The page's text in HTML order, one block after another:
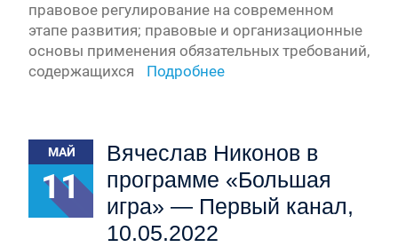
правовое регулирование на современном
этапе развития; правовые и организационные
основы применения обязательных требований,
содержащихся
Подробнее
МАЙ
11
Вячеслав Никонов в
программе «Большая
игра» — Первый канал,
10.05.2022